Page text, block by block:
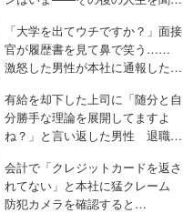
「大学を出てウチですか？」面接
官が履歴書を見て鼻で笑う……
激怒した男性が本社に通報した結
有給を却下した上司に「随分と自
分勝手な理論を展開してますよ
ね？」と言い返した男性 退職届
会計で「クレジットカードを返さ
れてない」と本社に猛クレーム
防犯カメラを確認すると…